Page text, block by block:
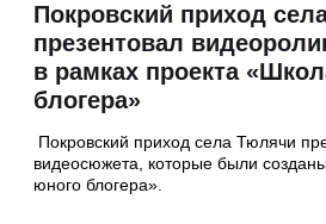
Покровский приход
презентовал
в рамках проекта
блогера»
Покровский приход села Тюлячи
видеосюжета, которые были
юного блогера».